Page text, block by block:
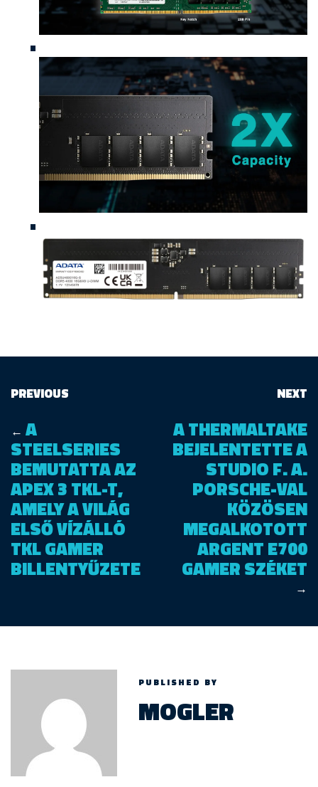
PREVIOUS
← A
STEELSERIES
BEMUTATTA AZ
APEX 3 TKL-T,
AMELY A VILÁG
ELSŐ VÍZÁLLÓ
TKL GAMER
BILLENTYŰZETE
NEXT
A THERMALTAKE
BEJELENTETTE A
STUDIO F. A.
PORSCHE-VAL
KÖZÖSEN
MEGALKOTOTT
ARGENT E700
GAMER SZÉKET
→
PUBLISHED BY
MOGLER